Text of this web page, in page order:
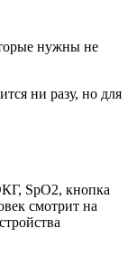
нужны не
ни разу, но для
SpO2, кнопка
смотрит на